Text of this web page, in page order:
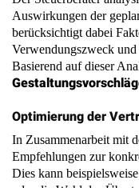
Basierend auf dieser
Optimierung der
In Zusammenarbeit mit
Dies kann
oder die Wahl des
den Vertrag so zu
steuerlich optimal ist.